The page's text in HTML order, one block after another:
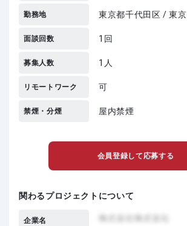
勤務地 東京都千代田区 / 東京
面談回数 1回
募集人数 1人
リモートワーク 可
禁煙・分煙 屋内禁煙
会員登録して応募する
関わるプロジェクトについて
企業名